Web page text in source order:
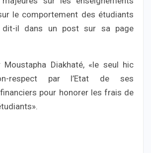
le comportement des étudiants
dit-il dans un post sur sa page
Diakhaté, «le seul hic
respect par l’Etat de ses
pour honorer les frais de